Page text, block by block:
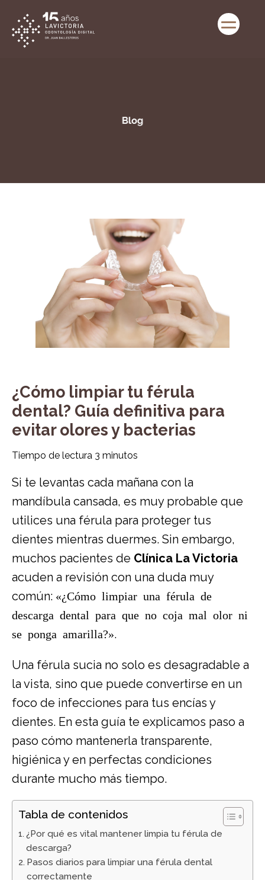
¿Cómo limpiar tu férula
dental? Guía definitiva para
evitar olores y bacterias
Tiempo de lectura 3 minutos
Si te levantas cada mañana con la
mandíbula cansada, es muy probable que
utilices una férula para proteger tus
dientes mientras duermes. Sin embargo,
muchos pacientes de Clínica La Victoria
acuden a revisión con una duda muy
común: «¿Cómo limpiar una férula de
descarga dental para que no coja mal olor ni
se ponga amarilla?».
Una férula sucia no solo es desagradable a
la vista, sino que puede convertirse en un
foco de infecciones para tus encías y
dientes. En esta guía te explicamos paso a
paso cómo mantenerla transparente,
higiénica y en perfectas condiciones
durante mucho más tiempo.
Tabla de contenidos
¿Por qué es vital mantener limpia tu férula de
descarga?
Pasos diarios para limpiar una férula dental
correctamente